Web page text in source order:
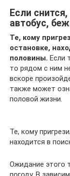
Если
автобус,
Те, кому
остановке,
половины. Если
то рядом с ним
вскоре
также может
половой жизни.
Те, кому
находится в
Ожидание этого